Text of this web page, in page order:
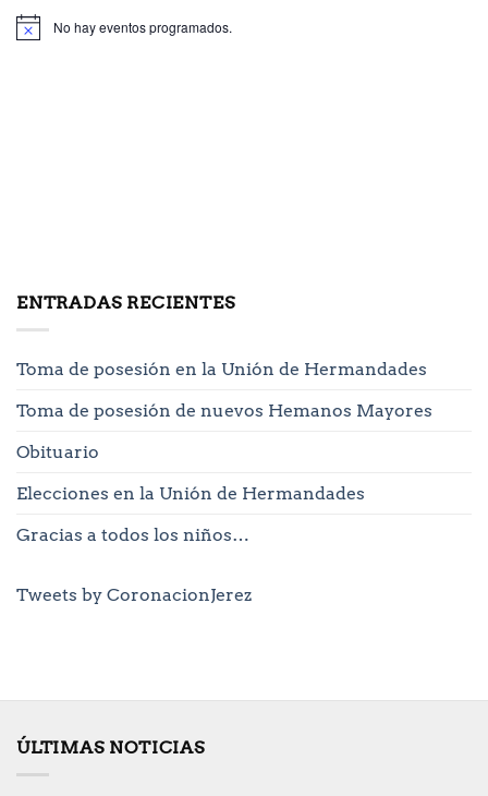
No hay eventos programados.
ENTRADAS RECIENTES
Toma de posesión en la Unión de Hermandades
Toma de posesión de nuevos Hemanos Mayores
Obituario
Elecciones en la Unión de Hermandades
Gracias a todos los niños…
Tweets by CoronacionJerez
ÚLTIMAS NOTICIAS